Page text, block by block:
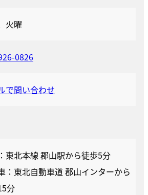
火曜
0826
で問い合わせ
東北本線 郡山駅から徒歩5分
：東北自動車道 郡山インターから
分